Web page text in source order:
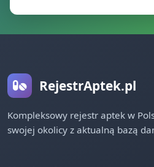
RejestrAptek.pl
Kompleksowy rejestr aptek w
swojej okolicy z aktualną bazą